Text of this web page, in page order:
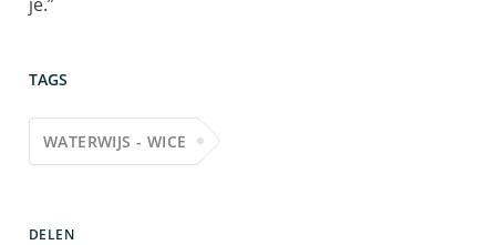
TAGS
WATERWIJS - WICE
DELEN